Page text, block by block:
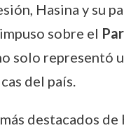
Hasina y su
sobre el
solo representó
del país.
destacados